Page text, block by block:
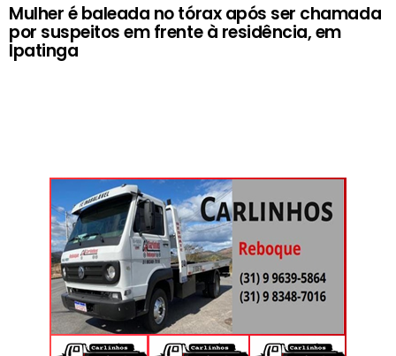
Mulher é baleada no tórax após ser chamada
por suspeitos em frente à residência, em
Ipatinga